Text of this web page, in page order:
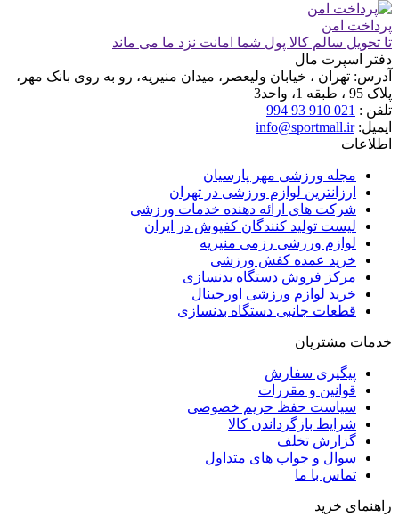
پرداخت امن
تا تحویل سالم کالا پول شما امانت نزد ما می ماند
دفتر اسپرت مال
آدرس: تهران ، خیابان ولیعصر، میدان منیریه، رو به روی بانک مهر،
پلاک 95 ، طبقه 1، واحد3
تلفن : 021 910 93 994
ایمیل:info@sportmall.ir
اطلاعات
مجله ورزشی مهر پارسیان
ارزانترین لوازم ورزشی در تهران
شرکت های ارائه دهنده خدمات ورزشی
لیست تولید کنندگان کفپوش در ایران
لوازم ورزشی رزمی منیریه
خرید عمده کفش ورزشی
مرکز فروش دستگاه بدنسازی
خرید لوازم ورزشی اورجینال
قطعات جانبی دستگاه بدنسازی
خدمات مشتریان
پیگیری سفارش
قوانین و مقررات
سیاست حفظ حریم خصوصی
شرایط بازگرداندن کالا
گزارش تخلف
سوال و جواب های متداول
تماس با ما
راهنمای خرید